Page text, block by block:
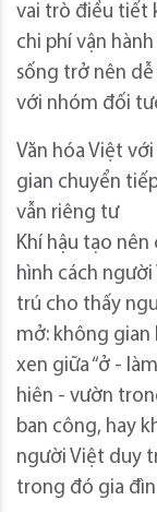
vai trò điều tiết
chi phí vận
sống trở nên
với nhóm đối
Văn hóa Việt
gian chuyển
vẫn riêng tư
Khí hậu tạo nên
hình cách
trú cho thấy
mở: không
xen giữa “ở -
hiên - vườn
ban công, hay
người Việt duy
trong đó gia